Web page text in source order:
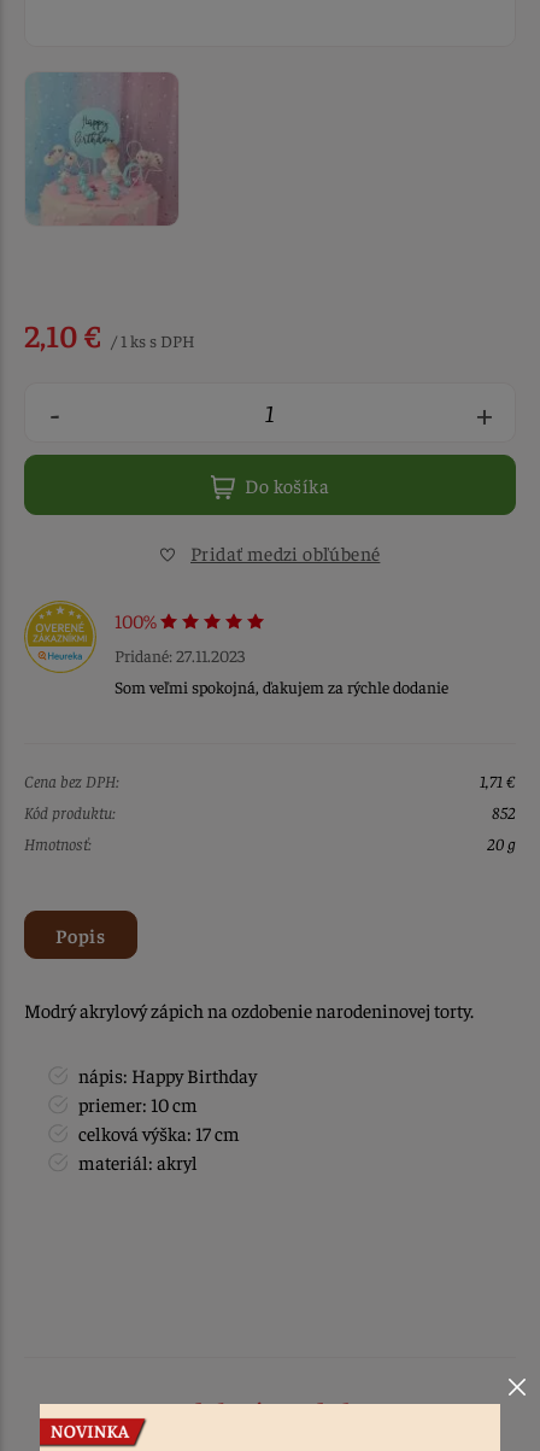
2,10 € / 1 ks s DPH
- +
Do košíka
Pridať medzi obľúbené
100%
Pridané: 27.11.2023
Som veľmi spokojná, ďakujem za rýchle dodanie
Cena bez DPH:
1,71 €
Kód produktu:
852
Hmotnosť:
20 g
Popis
Modrý akrylový zápich na ozdobenie narodeninovej torty.
nápis: Happy Birthday
priemer: 10 cm
celková výška: 17 cm
materiál: akryl
Podobné produkty